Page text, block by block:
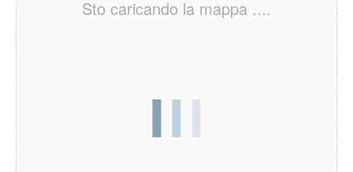
Sto caricando la mappa ....